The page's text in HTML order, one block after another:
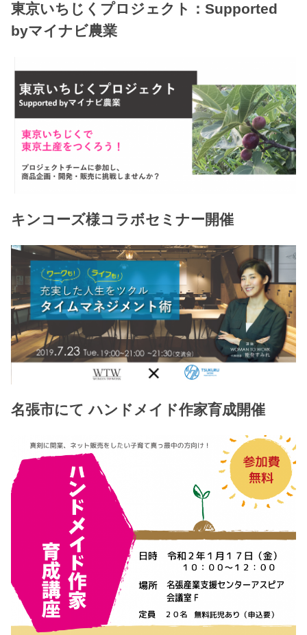
東京いちじくプロジェクト：Supported
byマイナビ農業
キンコーズ様コラボセミナー開催
名張市にて ハンドメイド作家育成開催